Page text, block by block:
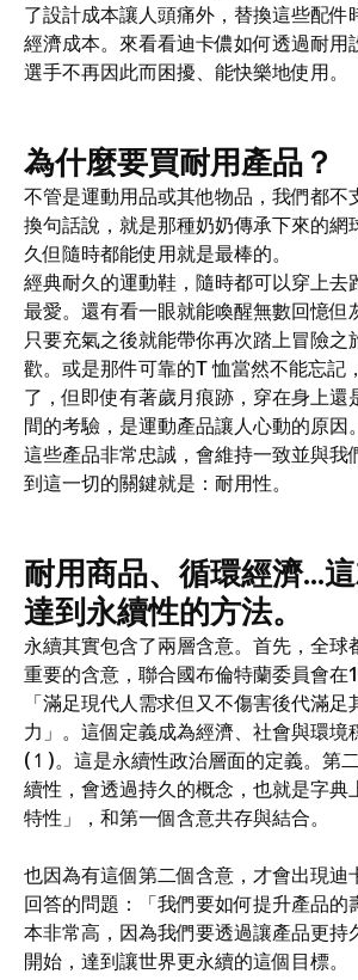
了設計成本讓人頭痛外，替換這些配件
經濟成本。來看看迪卡儂如何透過耐用
選手不再因此而困擾、能快樂地使用。
為什麼要買耐用產品？
不管是運動用品或其他物品，我們都不
換句話說，就是那種奶奶傳承下來的網
久但隨時都能使用就是最棒的。
經典耐久的運動鞋，隨時都可以穿上去
最愛。還有看一眼就能喚醒無數回憶但
只要充氣之後就能帶你再次踏上冒險之
歡。或是那件可靠的T 恤當然不能忘記
了，但即使有著歲月痕跡，穿在身上還
間的考驗，是運動產品讓人心動的原因
這些產品非常忠誠，會維持一致並與我
到這一切的關鍵就是：耐用性。
耐用商品、循環經濟…
達到永續性的方法。
永續其實包含了兩層含意。首先，全球
重要的含意，聯合國布倫特蘭委員會在
「滿足現代人需求但又不傷害後代滿
力」。這個定義成為經濟、社會與環境
(↿)。這是永續性政治層面的定義。第
續性，會透過持久的概念，也就是字典
特性」，和第一個含意共存與結合。
也因為有這個第二個含意，才會出現迪
回答的問題：「我們要如何提升產品的
本非常高，因為我們要透過讓產品更持
開始，達到讓世界更永續的這個目標。